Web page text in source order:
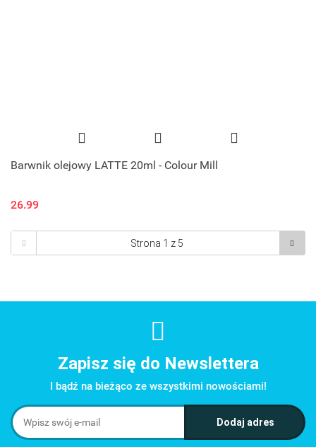
Barwnik olejowy LATTE 20ml - Colour Mill
26.99
Zapisz się do Newslettera
I bądź na bieżąco ze wszystkimi nowościami!